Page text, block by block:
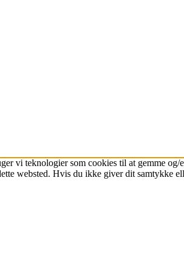
vi teknologier som cookies til at gemme
websted. Hvis du ikke giver dit samtykke